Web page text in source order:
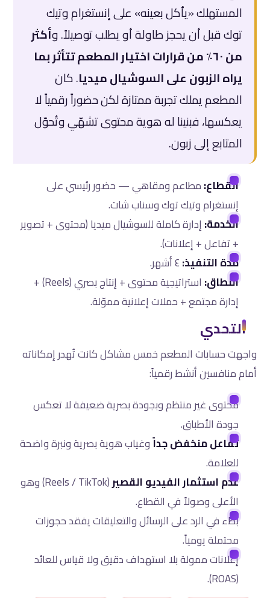
المستهلك «يأكل بعينه» على إنستغرام وتيك
توك قبل أن يحجز طاولة أو يطلب توصيلاً. وأكثر
من ٦٠٪ من قرارات اختيار المطعم تتأثر بما
يراه الزبون على السوشيال ميديا. كان
المطعم يملك تجربة ممتازة لكن حضوراً رقمياً لا
يعكسها، فبنينا له هوية محتوى تشهّي وتُحوّل
المتابع إلى زبون.
القطاع:مطاعم ومقاهي — حضور رئيسي على
إنستغرام وتيك توك وسناب شات.
الخدمة:إدارة كاملة للسوشيال ميديا (محتوى + تصوير
+ تفاعل + إعلانات).
مدة التنفيذ:
النطاق:
استراتيجية محتوى + إنتاج بصري (Reels) +
إدارة مجتمع + حملات إعلانية مموّلة.
التحدي
واجهت حسابات المطعم خمس مشاكل كانت تُهدر إمكاناته
أمام منافسين أنشط رقمياً:
محتوى غير منتظم وبجودة بصرية ضعيفة لا تعكس
جودة الأطباق.
تفاعل منخفض جداًوغياب هوية بصرية ونبرة واضحة
للعلامة.
عدم استثمار الفيديو القصير
(Reels / TikTok) وهو
الأعلى وصولاً في القطاع.
بطء في الرد على الرسائل والتعليقات يفقد حجوزات
محتملة يومياً.
إعلانات ممولة بلا استهداف دقيق ولا قياس للعائد
(ROAS).